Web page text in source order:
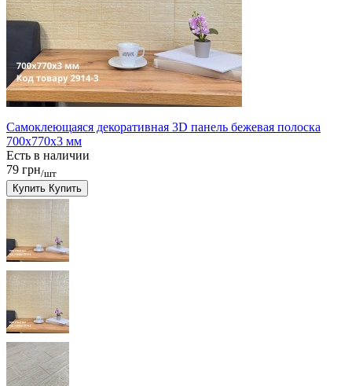
Самоклеющаяся декоративная 3D панель бежевая полоска
700x770x3 мм
Есть в наличии
79 грн/шт
Купить Купить